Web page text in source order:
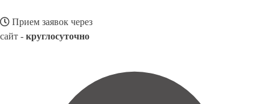
Прием заявок через
сайт - круглосуточно